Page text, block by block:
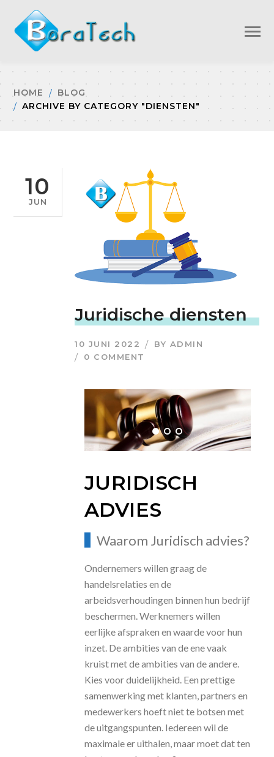
HOME
BLOG
ARCHIVE BY CATEGORY "DIENSTEN"
10
JUN
Juridische diensten
10 JUNI 2022 BY ADMIN
0 COMMENT
JURIDISCH
ADVIES
Waarom Juridisch advies?
Ondernemers willen graag de
handelsrelaties en de
arbeidsverhoudingen binnen hun bedrijf
beschermen. Werknemers willen
eerlijke afspraken en waarde voor hun
inzet. De ambities van de ene vaak
kruist met de ambities van de andere.
Kies voor duidelijkheid. Een prettige
samenwerking met klanten, partners en
medewerkers hoeft niet te botsen met
de uitgangspunten. Iedereen wil de
maximale er uithalen, maar moet dat ten